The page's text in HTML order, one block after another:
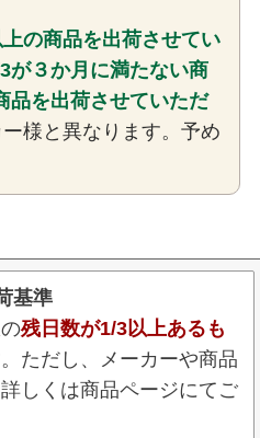
の商品を出荷させてい
が３か月に満たない商
品を出荷させていただ
ー様と異なります。予め
基準
残日数が1/3以上あるも
ただし、メーカーや商品
しくは商品ページにてご